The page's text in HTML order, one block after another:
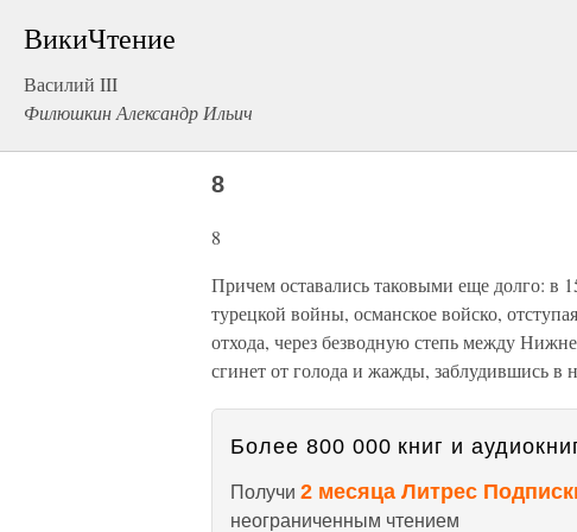
ВикиЧтение
Василий III
Филюшкин Александр Ильич
8
8
Причем оставались таковыми еще долго: в
турецкой войны, османское войско,
отхода, через безводную степь между
сгинет от голода и жажды, заблудившись в
Более 800 000 книг и
Получи 2 месяца Литрес
неограниченным чтением